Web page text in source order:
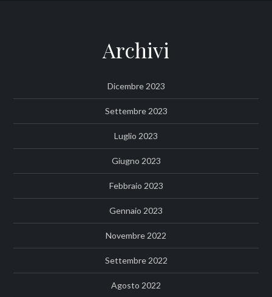
Archivi
Dicembre 2023
Settembre 2023
Luglio 2023
Giugno 2023
Febbraio 2023
Gennaio 2023
Novembre 2022
Settembre 2022
Agosto 2022